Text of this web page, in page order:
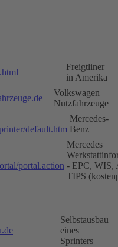
Freigtliner
in Amerika
Volkswagen
Nutzfahrzeuge
default.htm
Mercedes-
Benz
portal.action
Mercedes
- EPC, WIS,
TIPS
Selbstausbau
eines
Sprinters